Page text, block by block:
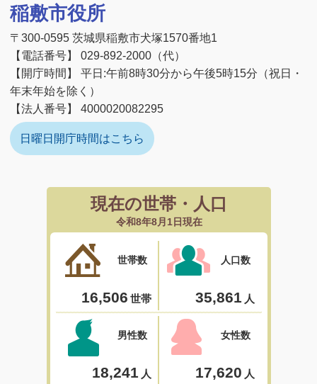
稲敷市役所
〒300-0595 茨城県稲敷市犬塚1570番地1
【電話番号】 029-892-2000（代）
【開庁時間】 平日:午前8時30分から午後5時15分（祝日・
年末年始を除く）
【法人番号】 4000020082295
日曜日開庁時間はこちら